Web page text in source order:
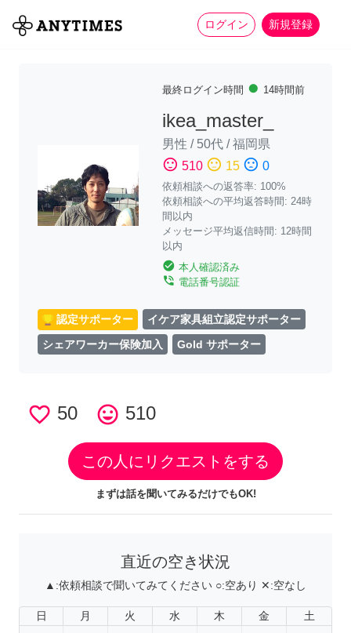
ログイン 新規登録
全て 家事 more_horiz
最終ログイン時間 fiber_manual_record 14時間前
ikea_master_
男性 / 50代 /福岡県
sentiment_satisfied 510 sentiment_neutral 15 sentiment_dissatisfied 0
依頼相談への返答率: 100%
依頼相談への平均返答時間: 24時
間以内
メッセージ平均返信時間: 12時間
以内
check_circle 本人確認済み
phone_in_talk 電話番号認証
認定サポーター イケア家具組立認定サポーター
シェアワーカー保険加入 Gold サポーター
favorite_border 50 tag_faces 510
この人にリクエストをする
まずは話を聞いてみるだけでもOK!
直近の空き状況
▲:依頼相談で聞いてみてください ○:空あり ✕:空なし
日 月 火 水 木 金 土